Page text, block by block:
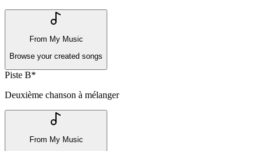
From My Music
Browse your created songs
Piste B*
Deuxième chanson à mélanger
From My Music